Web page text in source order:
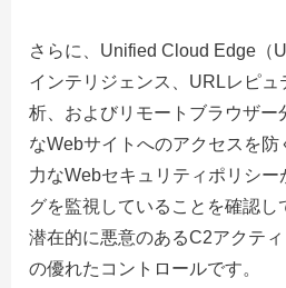
さらに、Unified Cloud Edge（
インテリジェンス、URLレピュ
析、およびリモートブラウザー
なWebサイトへのアクセスを
力なWebセキュリティポリシー
グを監視していることを確認し
潜在的に悪意のあるC2アクテ
の優れたコントロールです。